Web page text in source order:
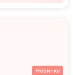
Новинка